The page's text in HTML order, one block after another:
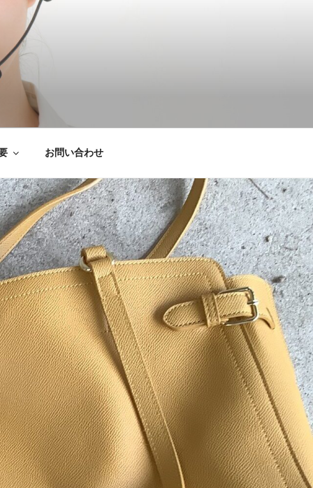
大ごみ処分、
お問い合わせ